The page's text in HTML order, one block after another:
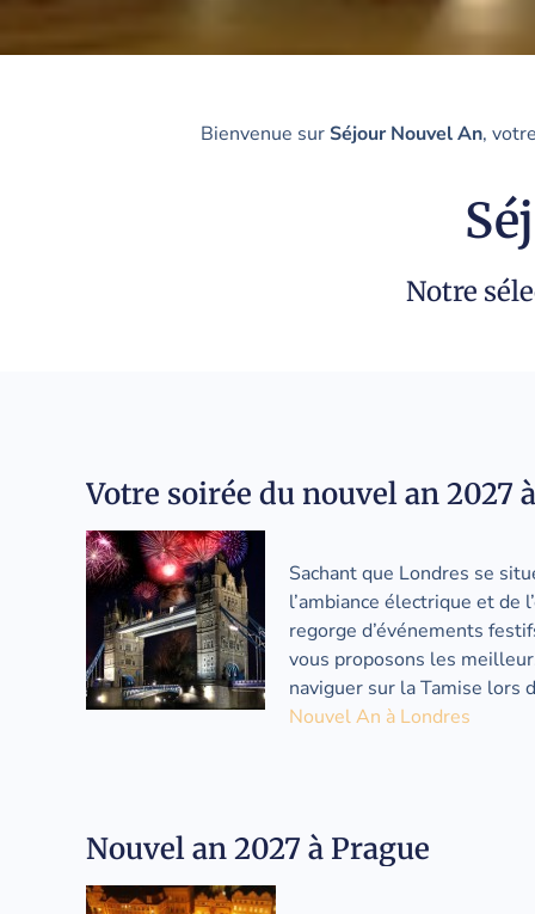
Bienvenue sur Séjour Nouvel An,
Notre
Votre soirée du nouvel an 2027
Sachant que Londres se
l’ambiance électrique et de
regorge d’événements
vous proposons les
naviguer sur la Tamise lors
Nouvel An à Londres
Nouvel an 2027 à Prague